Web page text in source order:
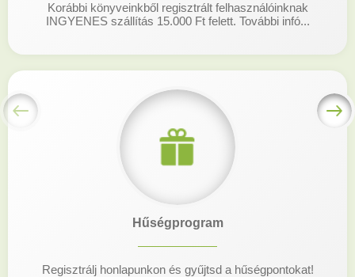
Korábbi könyveinkből regisztrált felhasználóinknak
INGYENES szállítás 15.000 Ft felett. További infó...
Hűségprogram
Regisztrálj honlapunkon és gyűjtsd a hűségpontokat!